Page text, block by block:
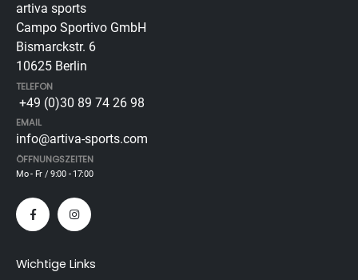
artiva sports
Campo Sportivo GmbH
Bismarckstr. 6
10625 Berlin
TELEFON
+49 (0)30 89 74 26 98
EMAIL
info@artiva-sports.com
ÖFFNUNGSZEITEN
Mo - Fr / 9:00 - 17:00
Wichtige Links